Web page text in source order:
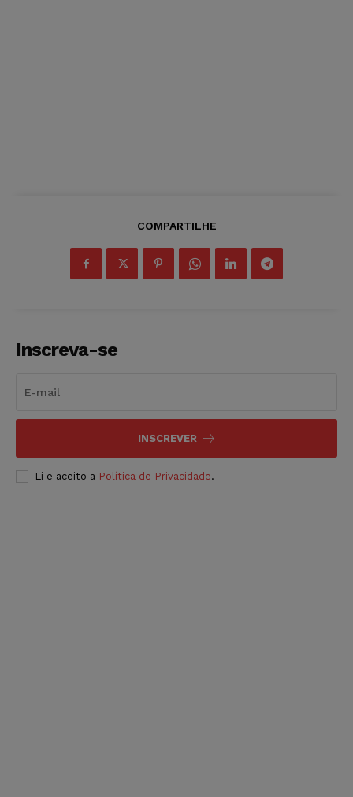
COMPARTILHE
Inscreva-se
INSCREVER
Li e aceito a Política de Privacidade.